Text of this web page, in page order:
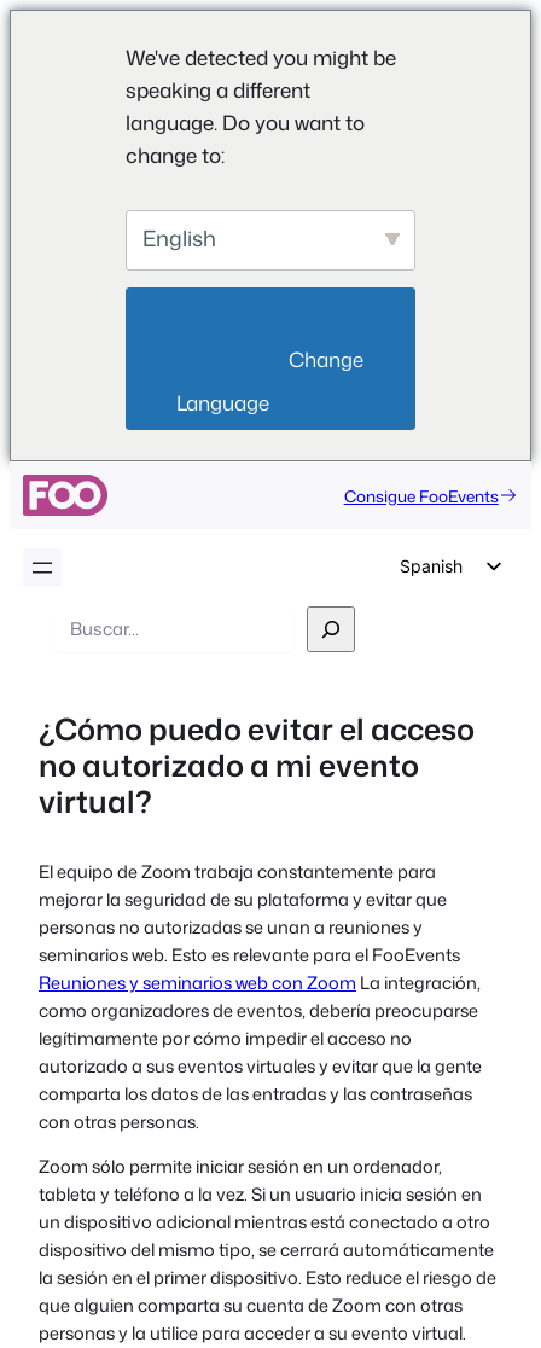
We've detected you might be
speaking a different
language. Do you want to
change to:
English
Language
Consigue FooEvents
Spanish
Italian
Portuguese
Czech
Greek
Buscar
¿Cómo puedo evitar el acceso
no autorizado a mi evento
virtual?
El equipo de Zoom trabaja constantemente para
mejorar la seguridad de su plataforma y evitar que
personas no autorizadas se unan a reuniones y
seminarios web. Esto es relevante para el FooEvents
Reuniones y seminarios web con Zoom La integración,
como organizadores de eventos, debería preocuparse
legítimamente por cómo impedir el acceso no
autorizado a sus eventos virtuales y evitar que la gente
comparta los datos de las entradas y las contraseñas
con otras personas.
Zoom sólo permite iniciar sesión en un ordenador,
tableta y teléfono a la vez. Si un usuario inicia sesión en
un dispositivo adicional mientras está conectado a otro
dispositivo del mismo tipo, se cerrará automáticamente
la sesión en el primer dispositivo. Esto reduce el riesgo de
que alguien comparta su cuenta de Zoom con otras
personas y la utilice para acceder a su evento virtual.